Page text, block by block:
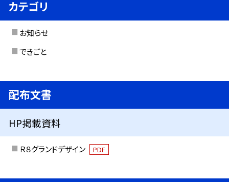
カテゴリ
お知らせ
できごと
配布文書
HP掲載資料
Ｒ８グランドデザイン PDF